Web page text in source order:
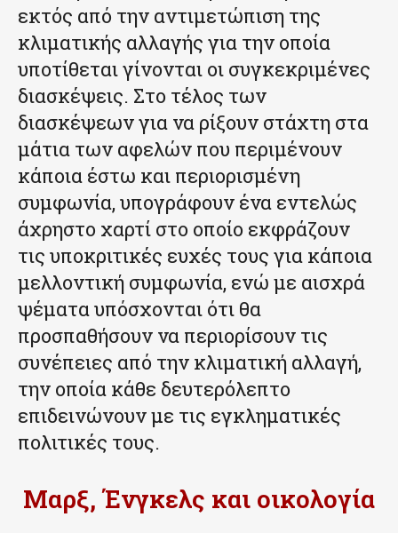
εκτός από την αντιμετώπιση της
κλιματικής αλλαγής για την οποία
υποτίθεται γίνονται οι συγκεκριμένες
διασκέψεις. Στο τέλος των
διασκέψεων για να ρίξουν στάχτη στα
μάτια των αφελών που περιμένουν
κάποια έστω και περιορισμένη
συμφωνία, υπογράφουν ένα εντελώς
άχρηστο χαρτί στο οποίο εκφράζουν
τις υποκριτικές ευχές τους για κάποια
μελλοντική συμφωνία, ενώ με αισχρά
ψέματα υπόσχονται ότι θα
προσπαθήσουν να περιορίσουν τις
συνέπειες από την κλιματική αλλαγή,
την οποία κάθε δευτερόλεπτο
επιδεινώνουν με τις εγκληματικές
πολιτικές τους.
Μαρξ, Ένγκελς και οικολογία